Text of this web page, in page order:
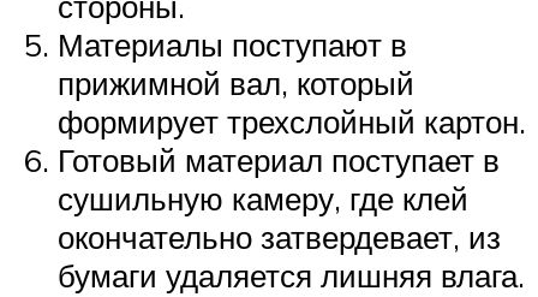
Материалы поступают в
прижимной вал, который
формирует трехслойный картон.
Готовый материал поступает в
сушильную камеру, где клей
окончательно затвердевает, из
бумаги удаляется лишняя влага.